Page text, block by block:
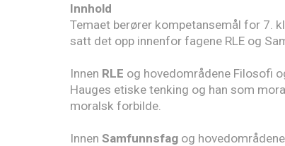
Innhold
Temaet berører kompetansemål for 7.
satt det opp innenfor fagene RLE og
Innen RLE og hovedområdene Filosofi
Hauges etiske tenking og han som
moralsk forbilde.
Innen Samfunnsfag og